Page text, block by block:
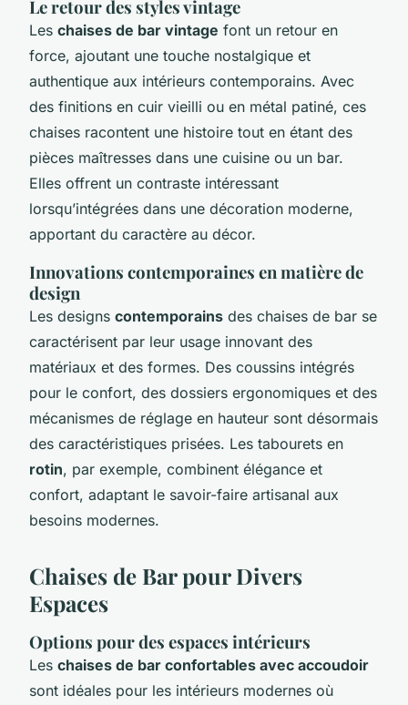
Le retour des styles vintage
Les chaises de bar vintage font un retour en
force, ajoutant une touche nostalgique et
authentique aux intérieurs contemporains. Avec
des finitions en cuir vieilli ou en métal patiné, ces
chaises racontent une histoire tout en étant des
pièces maîtresses dans une cuisine ou un bar.
Elles offrent un contraste intéressant
lorsqu’intégrées dans une décoration moderne,
apportant du caractère au décor.
Innovations contemporaines en matière de
design
Les designs contemporains des chaises de bar se
caractérisent par leur usage innovant des
matériaux et des formes. Des coussins intégrés
pour le confort, des dossiers ergonomiques et des
mécanismes de réglage en hauteur sont désormais
des caractéristiques prisées. Les tabourets en
rotin, par exemple, combinent élégance et
confort, adaptant le savoir-faire artisanal aux
besoins modernes.
Chaises de Bar pour Divers
Espaces
Options pour des espaces intérieurs
Les chaises de bar confortables avec accoudoir
sont idéales pour les intérieurs modernes où